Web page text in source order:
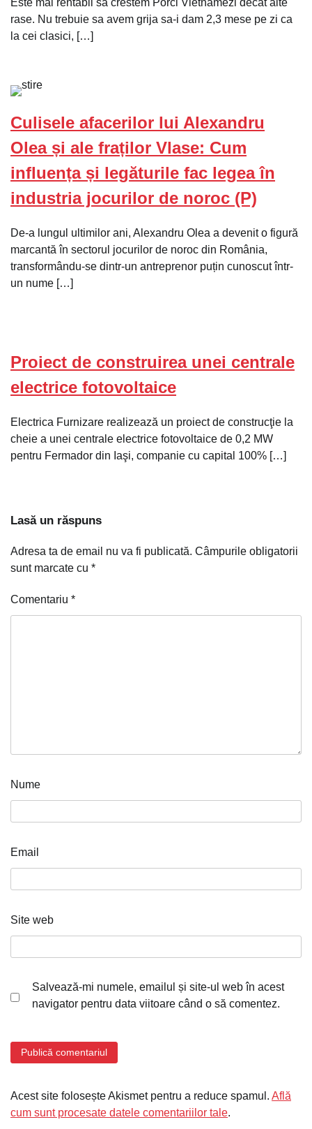
Este mai rentabil sa crestem Porci Vietnamezi decat alte
rase. Nu trebuie sa avem grija sa-i dam 2,3 mese pe zi ca
la cei clasici, […]
Culisele afacerilor lui Alexandru
Olea și ale fraților Vlase: Cum
influența și legăturile fac legea în
industria jocurilor de noroc (P)
De-a lungul ultimilor ani, Alexandru Olea a devenit o figură
marcantă în sectorul jocurilor de noroc din România,
transformându-se dintr-un antreprenor puțin cunoscut într-
un nume […]
Proiect de construirea unei centrale
electrice fotovoltaice
Electrica Furnizare realizează un proiect de construcţie la
cheie a unei centrale electrice fotovoltaice de 0,2 MW
pentru Fermador din Iaşi, companie cu capital 100% […]
Lasă un răspuns
Adresa ta de email nu va fi publicată. Câmpurile obligatorii
sunt marcate cu *
Comentariu *
Nume
Email
Site web
Salvează-mi numele, emailul și site-ul web în acest
navigator pentru data viitoare când o să comentez.
Acest site folosește Akismet pentru a reduce spamul. Află
cum sunt procesate datele comentariilor tale.